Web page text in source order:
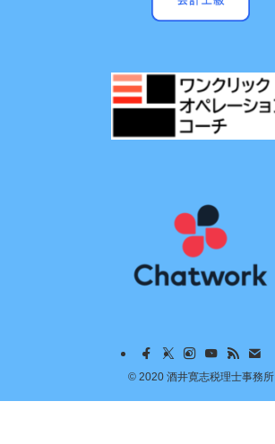
©2020 酒井寛志税理士事務所